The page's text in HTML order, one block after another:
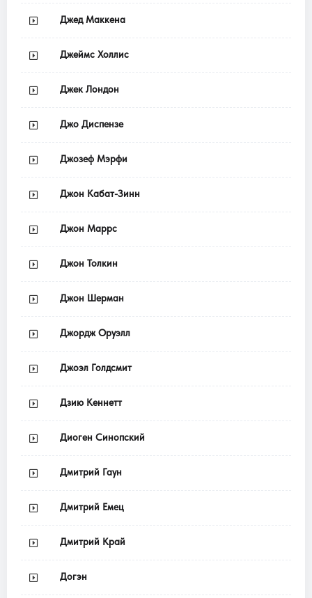
Джед Маккена
Джеймс Холлис
Джек Лондон
Джо Диспензе
Джозеф Мэрфи
Джон Кабат-Зинн
Джон Маррс
Джон Толкин
Джон Шерман
Джордж Оруэлл
Джоэл Голдсмит
Дзию Кеннетт
Диоген Синопский
Дмитрий Гаун
Дмитрий Емец
Дмитрий Край
Догэн